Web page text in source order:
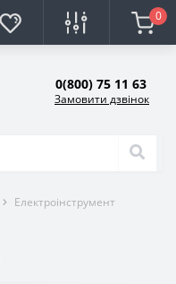
0
0(800) 75 11 63
Замовити дзвінок
Електроінструмент